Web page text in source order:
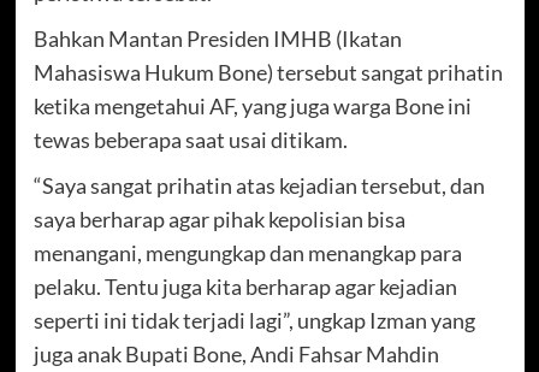
Bahkan Mantan Presiden IMHB (Ikatan
Mahasiswa Hukum Bone) tersebut sangat prihatin
ketika mengetahui AF, yang juga warga Bone ini
tewas beberapa saat usai ditikam.
“Saya sangat prihatin atas kejadian tersebut, dan
saya berharap agar pihak kepolisian bisa
menangani, mengungkap dan menangkap para
pelaku. Tentu juga kita berharap agar kejadian
seperti ini tidak terjadi lagi”, ungkap Izman yang
juga anak Bupati Bone, Andi Fahsar Mahdin